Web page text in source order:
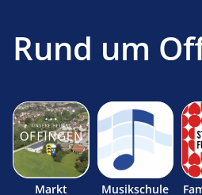
Rund um
Markt
Musikschule